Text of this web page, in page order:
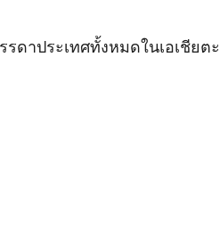
าประเทศทั้งหมดในเอเชียต